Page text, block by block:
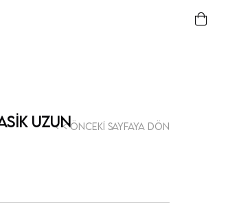
< < Önceki Sayfaya Dön
Uzun